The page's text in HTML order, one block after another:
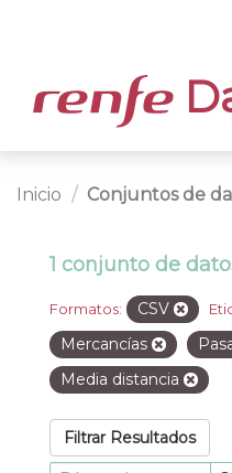
Inicio Conjuntos de
1 conjunto de
Formatos: CSV
Mercancías
Media distancia
Filtrar Resultados